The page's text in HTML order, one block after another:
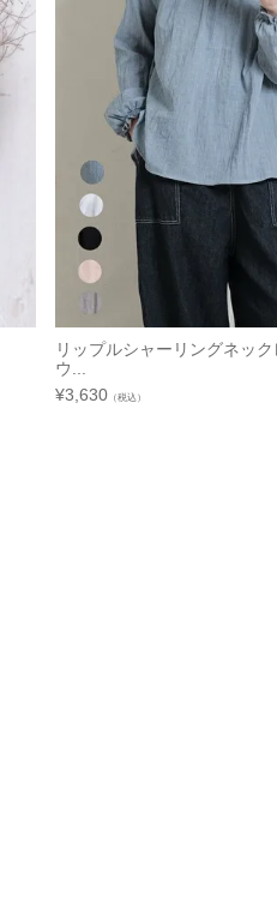
リップルシャーリングネッ
ウ...
¥3,630 （税込）